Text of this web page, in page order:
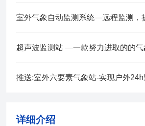
详细介绍